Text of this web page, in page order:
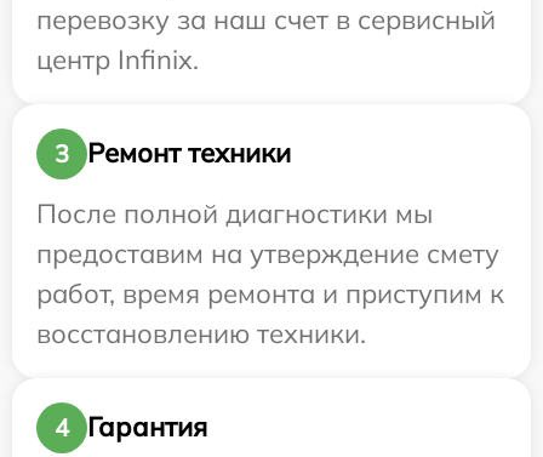
перевозку за наш счет в сервисный
центр Infinix.
3
Ремонт техники
После полной диагностики мы
предоставим на утверждение смету
работ, время ремонта и приступим к
восстановлению техники.
4 Гарантия